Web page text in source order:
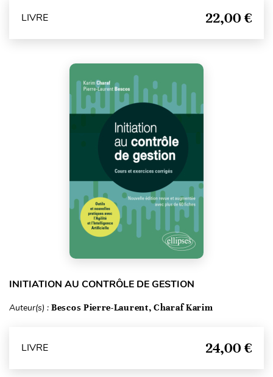
LIVRE 22,00 €
INITIATION AU CONTRÔLE DE GESTION
Auteur(s) : Bescos Pierre-Laurent, Charaf Karim
LIVRE 24,00 €